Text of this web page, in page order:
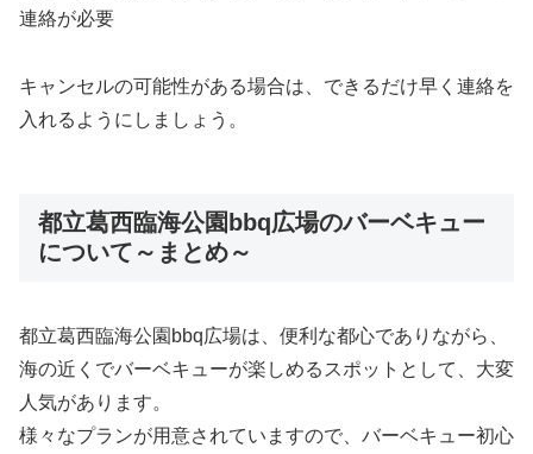
連絡が必要
キャンセルの可能性がある場合は、できるだけ早く連絡を
入れるようにしましょう。
都立葛西臨海公園bbq広場のバーベキュー
について～まとめ～
都立葛西臨海公園bbq広場は、便利な都心でありながら、
海の近くでバーベキューが楽しめるスポットとして、大変
人気があります。
様々なプランが用意されていますので、バーベキュー初心